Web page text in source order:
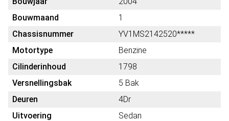
Bouwmaand
1
Chassisnummer
YV1MS2142520*****
Motortype
Benzine
Cilinderinhoud
1798
Versnellingsbak
5 Bak
Deuren
4Dr
Uitvoering
Sedan